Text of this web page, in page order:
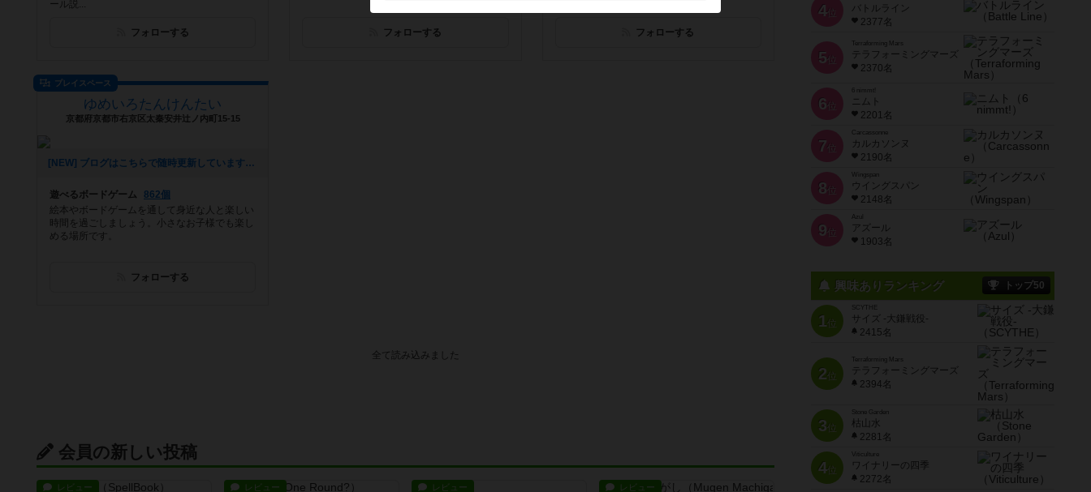
ール説...
フォローする フォローする フォローする
プレイスペース
ゆめいろたんけんたい
京都府京都市右京区太秦安井辻ノ内町15-15
[NEW] ブログはこちらで随時更新しています。（2018年06月28日 21時07分）
遊べるボードゲーム
862個
絵本やボードゲームを通して身近な人と楽しい
時間を過ごしましょう。小さなお子様でも楽し
める場所です。
フォローする
4位
バトルライン
2377名
5 位
Terraforming Mars
テラフォーミングマーズ
2370名
6 位
ニムト
2201名
7 位
Carcassonne
カルカソンヌ
2190名
8 位
Wingspan
ウイングスパン
2148名
9 位
Azul
アズール
1903名
興味ありランキング トップ50
1位
SCYTHE
サイズ -大鎌戦役-
2415名
2位
Terraforming Mars
テラフォーミングマーズ
2394名
3位
Stone Garden
枯山水
2281名
4位
Viticulture
ワイナリーの四季
2272名